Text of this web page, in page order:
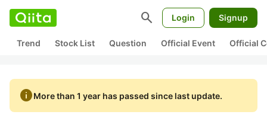
search Login Signup
Trend Stock List Question Official Event Official
infoMore than 1 year has passed since last update.